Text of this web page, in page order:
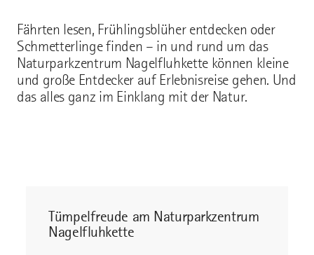
Fährten lesen, Frühlingsblüher entdecken oder
Schmetterlinge finden – in und rund um das
Naturparkzentrum Nagelfluhkette können kleine
und große Entdecker auf Erlebnisreise gehen. Und
das alles ganz im Einklang mit der Natur.
Tümpelfreude am Naturparkzentrum
Nagelfluhkette